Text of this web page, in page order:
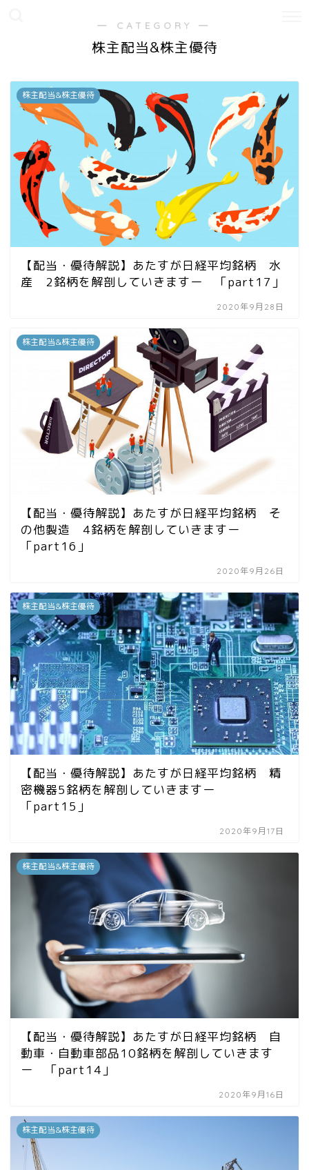
― CATEGORY ―
株主配当&株主優待
株主配当&株主優待
【配当・優待解説】あたすが日経平均銘柄 水
産 2銘柄を解剖していきますー 「part17」
2020年9月28日
株主配当&株主優待
【配当・優待解説】あたすが日経平均銘柄 そ
の他製造 4銘柄を解剖していきますー
「part16」
2020年9月26日
株主配当&株主優待
【配当・優待解説】あたすが日経平均銘柄 精
密機器5銘柄を解剖していきますー
「part15」
2020年9月17日
株主配当&株主優待
【配当・優待解説】あたすが日経平均銘柄 自
動車・自動車部品10銘柄を解剖していきます
ー 「part14」
2020年9月16日
株主配当&株主優待